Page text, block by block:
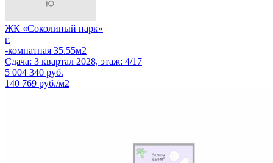
ЖК «Соколиный парк»
г.
-комнатная 35.55м2
Сдача: 3 квартал 2028, этаж: 4/17
5 004 340 руб.
140 769 руб./м2